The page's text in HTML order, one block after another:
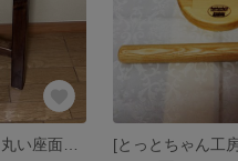
[とっとちゃん工房] 丸い座面の椅子【ウォルナットカラー】